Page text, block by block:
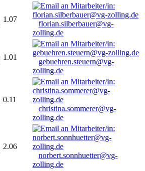
1.07
florian.silberbauer@vg-
zolling.de
1.01
gebuehren.steuern@vg-
zolling.de
0.11
christina.sommerer@vg-
zolling.de
2.06
norbert.sonnhuetter@vg-
zolling.de